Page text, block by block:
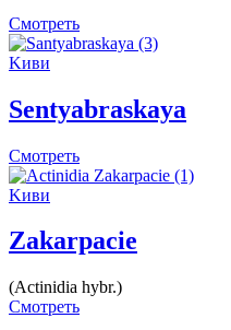
Смотреть
Kиви
Sentyabraskaya
Смотреть
Kиви
Zakarpacie
(Actinidia hybr.)
Смотреть